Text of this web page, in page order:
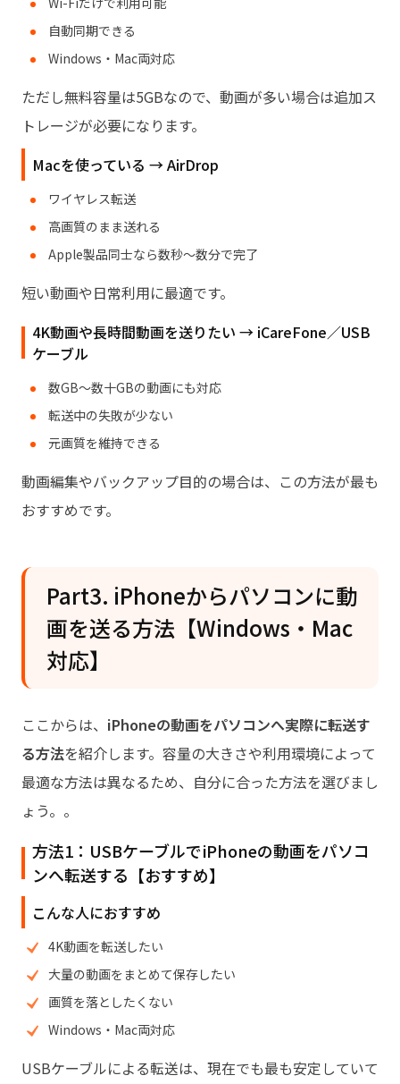
自動同期できる
Windows・Mac両対応
ただし無料容量は5GBなので、動画が多い場合は追加ス
トレージが必要になります。
Macを使っている → AirDrop
ワイヤレス転送
高画質のまま送れる
Apple製品同士なら数秒〜数分で完了
短い動画や日常利用に最適です。
4K動画や長時間動画を送りたい → iCareFone／USB
ケーブル
数GB〜数十GBの動画にも対応
転送中の失敗が少ない
元画質を維持できる
動画編集やバックアップ目的の場合は、この方法が最も
おすすめです。
Part3. iPhoneからパソコンに動
画を送る方法【Windows・Mac
対応】
ここからは、 iPhoneの動画をパソコンへ実際に転送す
る方法を紹介します。容量の大きさや利用環境によって
最適な方法は異なるため、自分に合った方法を選びまし
ょう。。
方法1：USBケーブルでiPhoneの動画をパソコ
ンへ転送する【おすすめ】
こんな人におすすめ
4K動画を転送したい
大量の動画をまとめて保存したい
画質を落としたくない
Windows・Mac両対応
USBケーブルによる転送は、現在でも最も安定していて